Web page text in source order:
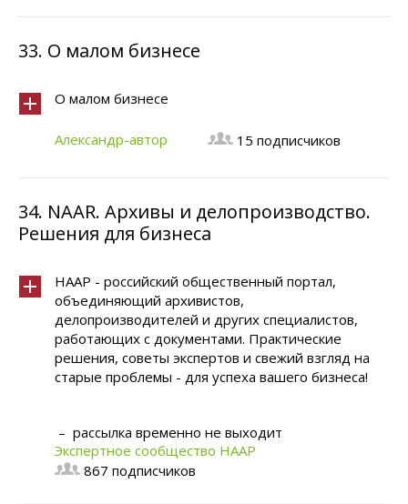
33. О малом бизнесе
О малом бизнесе
Александр-автор 15 подписчиков
34. NAAR. Архивы и делопроизводство.
Решения для бизнеса
НААР - российский общественный портал,
объединяющий архивистов,
делопроизводителей и других специалистов,
работающих с документами. Практические
решения, советы экспертов и свежий взгляд на
старые проблемы - для успеха вашего бизнеса!
– рассылка временно не выходит
Экспертное сообщество НААР
867 подписчиков